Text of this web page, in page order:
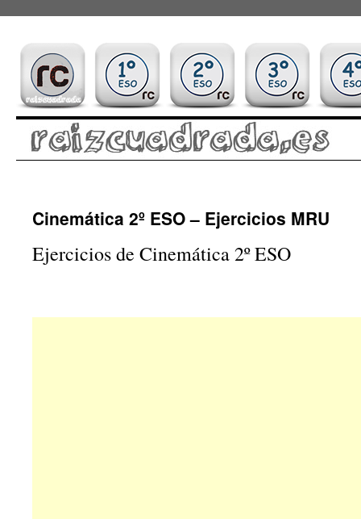
contenido
Cinemática 2º ESO – Ejercicios MRU
Ejercicios de Cinemática 2º ESO